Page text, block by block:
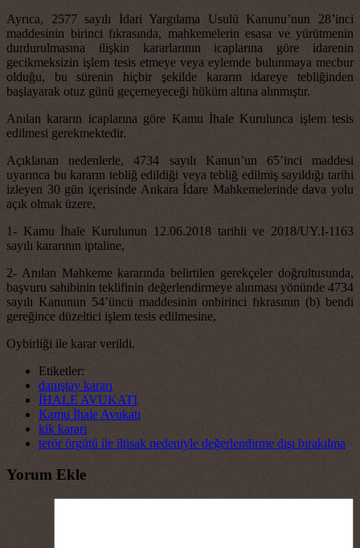
Ayrıca, 2577 sayılı İdari Yargılama Usulü Kanunu’nun 28’inci
maddesinin birinci fıkrasında, mahkemelerin esasa ve yürütmenin
durdurulmasına ilişkin kararlarının icaplarına göre idarenin
gecikmeksizin işlem tesis etmeye veya eylemde bulunmaya mecbur
olduğu, bu sürenin hiçbir şekilde kararın idareye tebliğinden
başlayarak otuz günü geçemeyeceği hüküm altına alınmıştır.
Anılan kararın icaplarına göre Kamu İhale Kurulunca işlem tesis
edilmesi gerekmektedir.
Açıklanan nedenlerle, 4734 sayılı Kanun’un 65’inci maddesi
uyarınca bu kararın tebliğ edildiği veya tebliğ edilmiş sayıldığı tarihi
izleyen 30 gün içerisinde Ankara İdare Mahkemelerinde dava yolu
açık olmak üzere,
1- Kamu İhale Kurulunun 12.06.2018 tarihli ve 2018/UY.I-1163
sayılı kararının iptaline,
2- Anılan Mahkeme kararında belirtilen gerekçeler doğrultusunda,
başvuru sahibinin teklifinin değerlendirmeye alınması yönünde 4734
sayılı Kanunun 54’üncü maddesinin onbirinci fıkrasının (b) bendi
gereğince düzeltici işlem tesis edilmesine,
Oybirliği ile karar verildi.
Etiketler:
danıştay kararı
İHALE AVUKATI
Kamu İhale Avukatı
kik kararı
terör örgütü ile iltisak nedeniyle değerlendirme dışı bırakılma
Yorum Ekle